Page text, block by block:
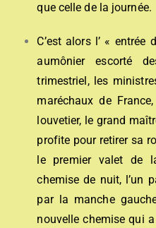
que celle de la journée.
C’est alors l’ «
aumônier escorté
trimestriel, les
maréchaux de
louvetier, le grand
profite pour retirer sa
le premier valet de
chemise de nuit, l’un
par la manche
nouvelle chemise qui